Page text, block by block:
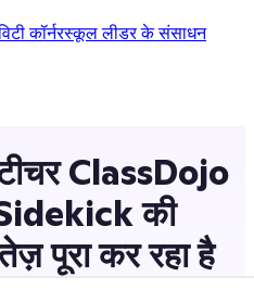
कॉर्नरस्कूल लीडर के संसाधन
ClassDojo
की
पूरा कर रहा है